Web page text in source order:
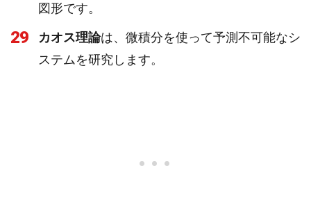
図形です。
29 カオス理論は、微積分を使って予測不可能なシ
ステムを研究します。